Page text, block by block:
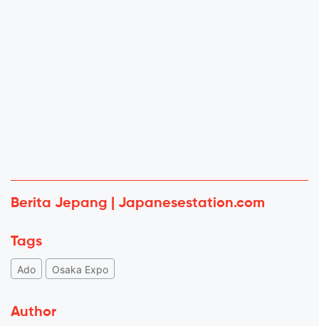
Berita Jepang | Japanesestation.com
Tags
Ado Osaka Expo
Author